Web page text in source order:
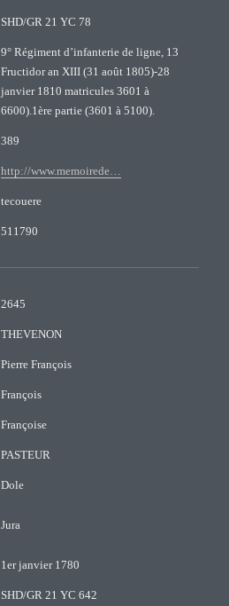
SHD/GR 21 YC 78
9° Régiment d’infanterie de ligne, 13
Fructidor an XIII (31 août 1805)-28
janvier 1810 matricules 3601 à
6600).1ère partie (3601 à 5100).
389
http://www.memoirede…
tecouere
511790
2645
THEVENON
Pierre François
François
Françoise
PASTEUR
Dole
Jura
1er janvier 1780
SHD/GR 21 YC 642